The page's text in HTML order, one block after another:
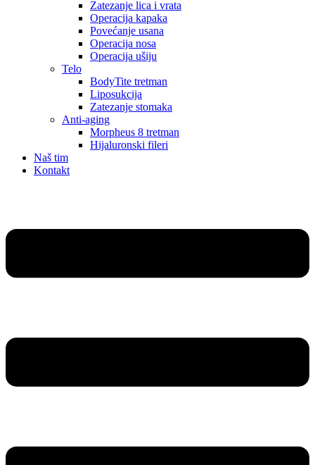
Zatezanje lica i vrata
Operacija kapaka
Povećanje usana
Operacija nosa
Operacija ušiju
Telo
BodyTite tretman
Liposukcija
Zatezanje stomaka
Anti-aging
Morpheus 8 tretman
Hijaluronski fileri
Naš tim
Kontakt